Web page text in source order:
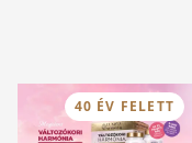
40 ÉV FELETT